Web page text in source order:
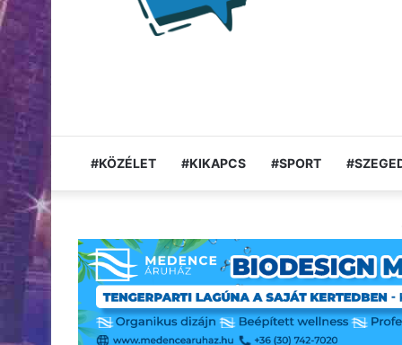
#KÖZÉLET #KIKAPCS #SPORT